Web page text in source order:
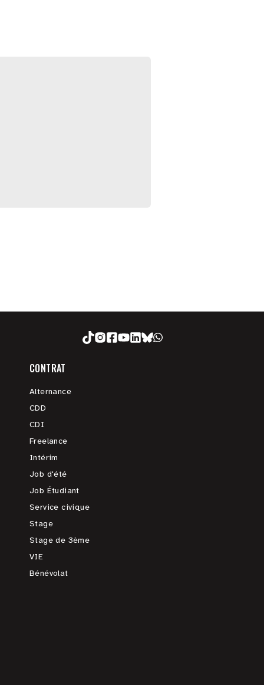
CONTRAT
Alternance
CDD
CDI
Freelance
Intérim
Job d'été
Job Étudiant
Service civique
Stage
Stage de 3ème
VIE
Bénévolat